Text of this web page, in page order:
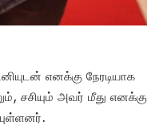
எனக்கு நேரடியாக
சசியும் அவர் மீது எனக்கு